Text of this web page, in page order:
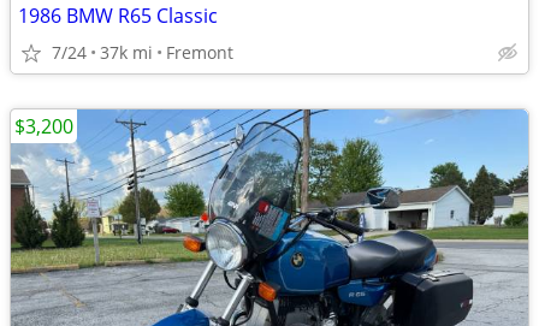
1986 BMW R65 Classic
7/24 37k mi Fremont
$3,200